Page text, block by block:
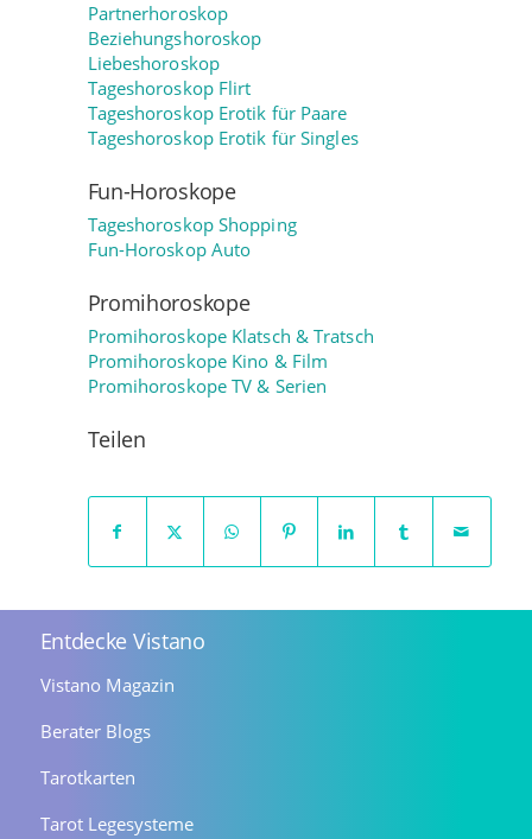
Partnerhoroskop
Beziehungshoroskop
Liebeshoroskop
Tageshoroskop Flirt
Tageshoroskop Erotik für Paare
Tageshoroskop Erotik für Singles
Fun-Horoskope
Tageshoroskop Shopping
Fun-Horoskop Auto
Promihoroskope
Promihoroskope Klatsch & Tratsch
Promihoroskope Kino & Film
Promihoroskope TV & Serien
Teilen
Entdecke Vistano
Vistano Magazin
Berater Blogs
Tarotkarten
Tarot Legesysteme